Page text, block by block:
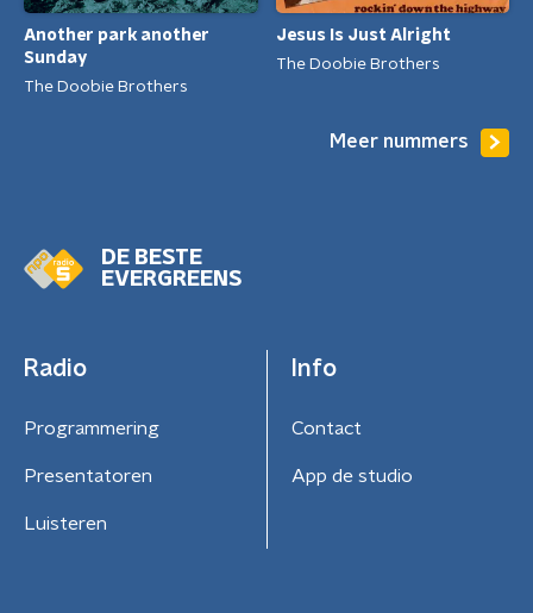
Another park another
Sunday
The Doobie Brothers
Jesus Is Just Alright
The Doobie Brothers
Meer nummers
DE BESTE
EVERGREENS
Radio
Programmering
Presentatoren
Luisteren
Info
Contact
App de studio